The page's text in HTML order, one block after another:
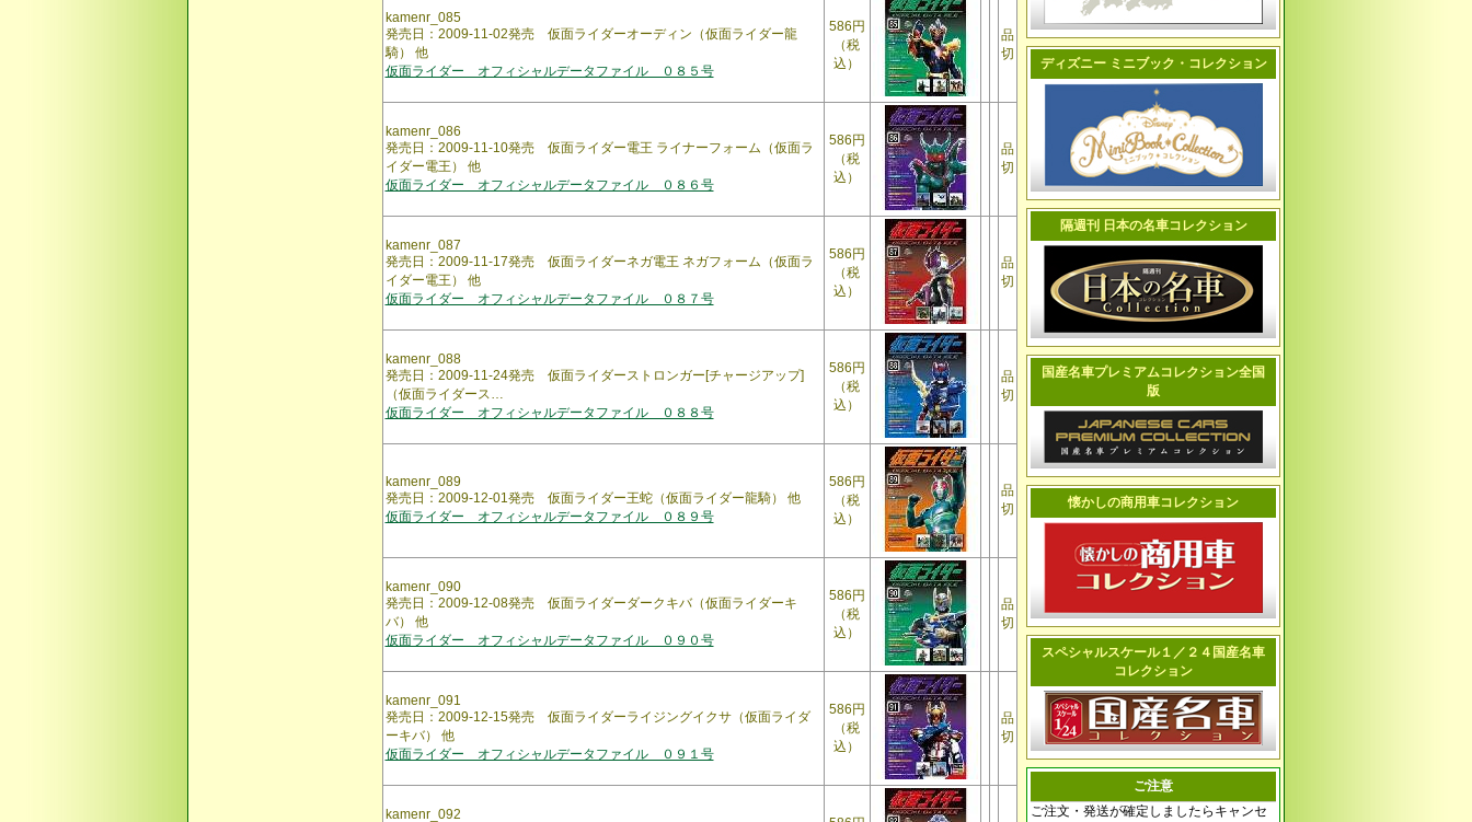
kamenr_085
発売日：2009-11-02発売 仮面ライダーオーディン（仮面ライダー龍
騎） 他
仮面ライダー オフィシャルデータファイル ０８５号
586円
（税
込）
品
切
kamenr_086
発売日：2009-11-10発売 仮面ライダー電王 ライナーフォーム（仮面ラ
イダー電王） 他
仮面ライダー オフィシャルデータファイル ０８６号
586円
（税
込）
品
切
kamenr_087
発売日：2009-11-17発売 仮面ライダーネガ電王 ネガフォーム（仮面ラ
イダー電王） 他
仮面ライダー オフィシャルデータファイル ０８７号
586円
（税
込）
品
切
kamenr_088
発売日：2009-11-24発売 仮面ライダーストロンガー[チャージアップ]
（仮面ライダース…
仮面ライダー オフィシャルデータファイル ０８８号
586円
（税
込）
品
切
kamenr_089
発売日：2009-12-01発売 仮面ライダー王蛇（仮面ライダー龍騎） 他
仮面ライダー オフィシャルデータファイル ０８９号
586円
（税
込）
品
切
kamenr_090
発売日：2009-12-08発売 仮面ライダーダークキバ（仮面ライダーキ
バ） 他
仮面ライダー オフィシャルデータファイル ０９０号
586円
（税
込）
品
切
kamenr_091
発売日：2009-12-15発売 仮面ライダーライジングイクサ（仮面ライダ
ーキバ） 他
仮面ライダー オフィシャルデータファイル ０９１号
586円
（税
込）
品
切
kamenr_092
ディズニー ミニブック・コレクション
隔週刊 日本の名車コレクション
国産名車プレミアムコレクション全国
版
懐かしの商用車コレクション
スペシャルスケール１／２４国産名車
コレクション
ご注意
ご注文・発送が確定しましたらキャンセ